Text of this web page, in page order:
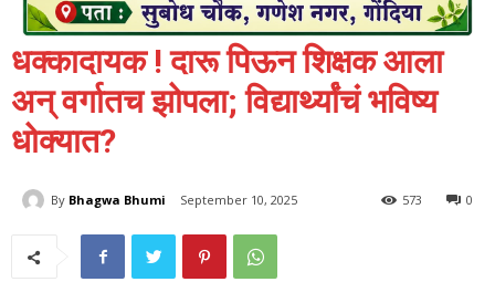
धक्कादायक ! दारू पिऊन शिक्षक आला
अन् वर्गातच झोपला; विद्यार्थ्यांचं भविष्य
धोक्यात?
By Bhagwa Bhumi September 10, 2025 0
573